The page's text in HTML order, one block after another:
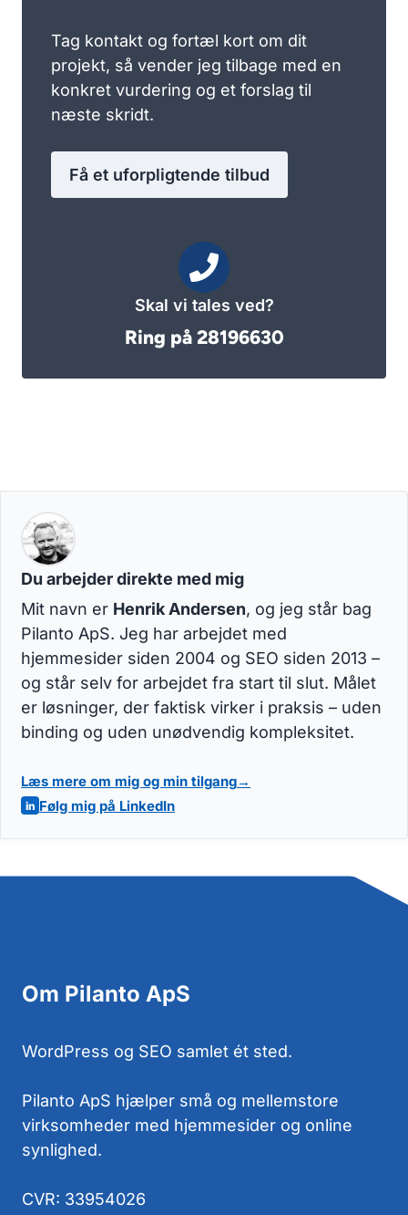
Tag kontakt og fortæl kort om dit
projekt, så vender jeg tilbage med en
konkret vurdering og et forslag til
næste skridt.
Få et uforpligtende tilbud
Skal vi tales ved?
Ring på 28196630
Du arbejder direkte med mig
Mit navn er Henrik Andersen, og jeg står bag
Pilanto ApS. Jeg har arbejdet med
hjemmesider siden 2004 og SEO siden 2013 –
og står selv for arbejdet fra start til slut. Målet
er løsninger, der faktisk virker i praksis – uden
binding og uden unødvendig kompleksitet.
Læs mere om mig og min tilgang
Følg mig på LinkedIn
Om Pilanto ApS
WordPress og SEO samlet ét sted.
Pilanto ApS hjælper små og mellemstore
virksomheder med hjemmesider og online
synlighed.
CVR: 33954026